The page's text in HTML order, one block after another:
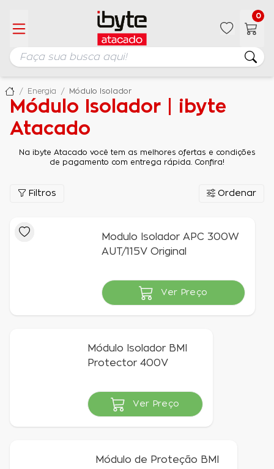
0
Energia Módulo Isolador
Módulo Isolador | ibyte
Atacado
Na ibyte Atacado você tem as melhores ofertas e condições
de pagamento com entrega rápida. Confira!
Filtros Ordenar
Modulo Isolador APC 300W
AUT/115V Original
Indisponível
Ver Preço
Módulo Isolador BMI
Protector 400V
Indisponível
Ver Preço
Módulo de Proteção BMI